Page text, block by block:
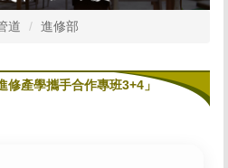
道 進修部
產學攜手合作專班3+4」